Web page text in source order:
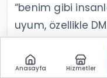
“benim gibi
uyum, özellikle
Anasayfa Hizmetler